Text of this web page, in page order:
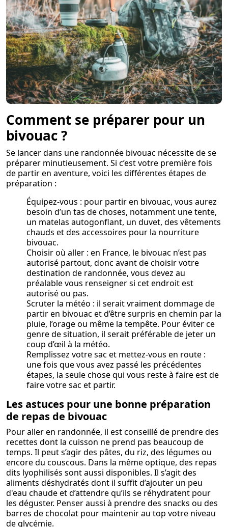
Comment se préparer pour un
bivouac ?
Se lancer dans une randonnée bivouac nécessite de se
préparer minutieusement. Si c’est votre première fois
de partir en aventure, voici les différentes étapes de
préparation :
Équipez-vous : pour partir en bivouac, vous aurez
besoin d’un tas de choses, notamment une tente,
un matelas autogonflant, un duvet, des vêtements
chauds et des accessoires pour la nourriture
bivouac.
Choisir où aller : en France, le bivouac n’est pas
autorisé partout, donc avant de choisir votre
destination de randonnée, vous devez au
préalable vous renseigner si cet endroit est
autorisé ou pas.
Scruter la météo : il serait vraiment dommage de
partir en bivouac et d’être surpris en chemin par la
pluie, l’orage ou même la tempête. Pour éviter ce
genre de situation, il serait préférable de jeter un
coup d’œil à la météo.
Remplissez votre sac et mettez-vous en route :
une fois que vous avez passé les précédentes
étapes, la seule chose qui vous reste à faire est de
faire votre sac et partir.
Les astuces pour une bonne préparation
de repas de bivouac
Pour aller en randonnée, il est conseillé de prendre des
recettes dont la cuisson ne prend pas beaucoup de
temps. Il peut s’agir des pâtes, du riz, des légumes ou
encore du couscous. Dans la même optique, des repas
dits lyophilisés sont aussi disponibles. Il s’agit des
aliments déshydratés dont il suffit d’ajouter un peu
d'eau chaude et d’attendre qu’ils se réhydratent pour
les déguster. Penser aussi à prendre des snacks ou des
barres de chocolat pour maintenir au top votre niveau
de glycémie.